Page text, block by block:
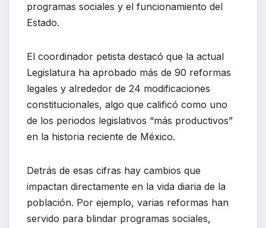
programas sociales y el funcionamiento del
Estado.
El coordinador petista destacó que la actual
Legislatura ha aprobado más de 90 reformas
legales y alrededor de 24 modificaciones
constitucionales, algo que calificó como uno
de los periodos legislativos “más productivos”
en la historia reciente de México.
Detrás de esas cifras hay cambios que
impactan directamente en la vida diaria de la
población. Por ejemplo, varias reformas han
servido para blindar programas sociales,